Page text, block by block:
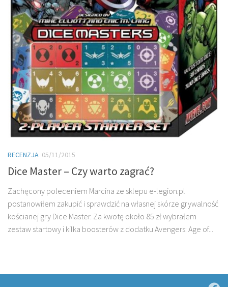
RECENZJA 05/11/2015
Dice Master – Czy warto zagrać?
Zachęcony poleceniem Marcina ze sklepu e-legion.pl
postanowiłem zakupić i sprawdzić na własnej skórze grywalność
kościanej gry Dice Master. Za kwotę około 85 zł wybrałem
zestaw startowy i kilka boosterów z dodatku Avengers: Age of...